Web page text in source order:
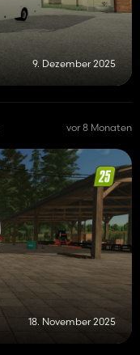
9. Dezember 2025
vor 8 Monaten
18. November 2025